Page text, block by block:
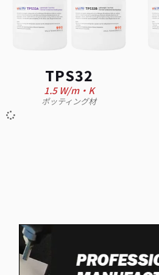
TPS32
1.5 W/m·K
ポッティング材